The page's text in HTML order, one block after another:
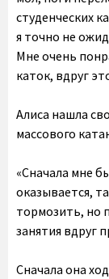
студенческих
я точно не
Мне очень
каток, вдруг
Алиса нашла
массового
«Сначала мне
оказывается,
тормозить, но
занятия вдруг
Сначала она